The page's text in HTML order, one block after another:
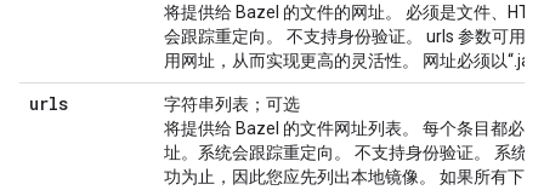
将提供给 Bazel 的文件的网址。 必须是文件、
会跟踪重定向。 不支持身份验证。 urls 参数可用
用网址，从而实现更高的灵活性。 网址必须以
urls
字符串列表；可选
将提供给 Bazel 的文件网址列表。 每个条目都必
址。系统会跟踪重定向。 不支持身份验证。 系统
功为止，因此您应先列出本地镜像。 如果所有下